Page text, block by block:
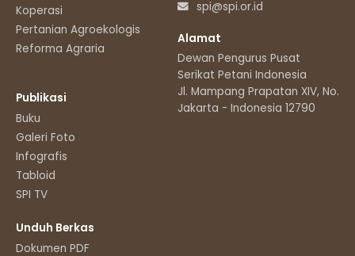
Koperasi
Pertanian Agroekologis
Reforma Agraria
Publikasi
Buku
Galeri Foto
Infografis
Tabloid
SPI TV
Unduh Berkas
Dokumen PDF
spi@spi.or.id
Alamat
Dewan Pengurus Pusat
Serikat Petani Indonesia
Jl. Mampang Prapatan XIV, No.11
Jakarta - Indonesia 12790